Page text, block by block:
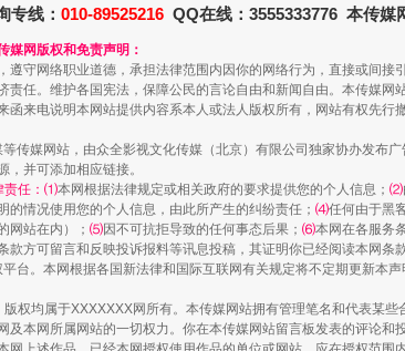
"炒鞋教程"里的骗局
专线： 010-89525216 QQ在线：3555333776 本传媒
媒网版权和免责声明：
遵守网络职业道德，承担法律范围内因你的网络行为，直接或间
责任。维护各国宪法，保障公民的言论自由和新闻自由。本传媒
函来电说明本网站提供内容系本人或法人版权所有，网站有权先
传媒网站，由众全影视文化传媒（北京）有限公司独家协办发布
并可添加相应链接。
责任：⑴本网根据法律规定或相关政府的要求提供您的个人信息； ⑵
情况使用您的个人信息，由此所产生的纠纷责任； ⑷任何由于黑
网站在内）； ⑸因不可抗拒导致的任何事态后果； ⑹本网在各服务
款方可留言和反映投诉报料等讯息投稿，其证明你已经阅读本网
台。本网根据各国新法律和国际互联网有关规定将不定期更新本声
权均属于XXXXXXX网所有。本传媒网站拥有管理笔名和代表某
及本网所属网站的一切权力。你在本传媒网站留言板发表的评论